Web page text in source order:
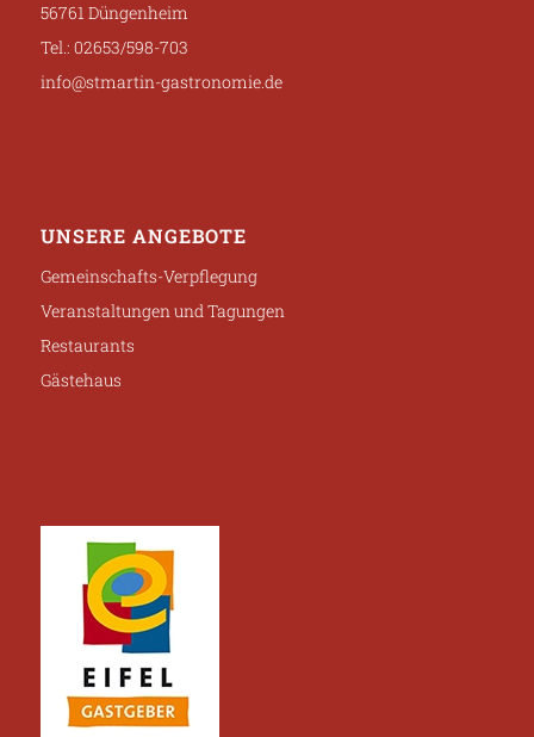
56761 Düngenheim
Tel.: 02653/598-703
info@stmartin-gastronomie.de
UNSERE ANGEBOTE
Gemeinschafts-Verpflegung
Veranstaltungen und Tagungen
Restaurants
Gästehaus